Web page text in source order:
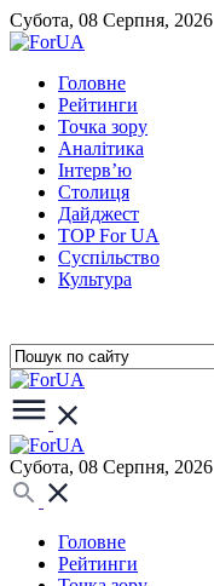
Субота, 08 Серпня, 2026
Головне
Рейтинги
Точка зору
Аналітика
Інтерв’ю
Столиця
Дайджест
TOP For UA
Суспiльство
Культура
Субота, 08 Серпня, 2026
Головне
Рейтинги